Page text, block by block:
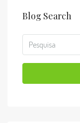
Blog Search